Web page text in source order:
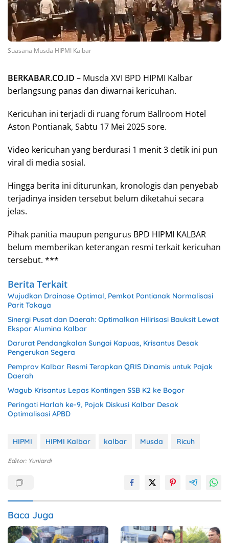
Suasana Musda HIPMI Kalbar
BERKABAR.CO.ID – Musda XVI BPD HIPMI Kalbar
berlangsung panas dan diwarnai kericuhan.
Kericuhan ini terjadi di ruang forum Ballroom Hotel
Aston Pontianak, Sabtu 17 Mei 2025 sore.
Video kericuhan yang berdurasi 1 menit 3 detik ini pun
viral di media sosial.
Hingga berita ini diturunkan, kronologis dan penyebab
terjadinya insiden tersebut belum diketahui secara
jelas.
Pihak panitia maupun pengurus BPD HIPMI KALBAR
belum memberikan keterangan resmi terkait kericuhan
tersebut. ***
Berita Terkait
Wujudkan Drainase Optimal, Pemkot Pontianak Normalisasi
Parit Tokaya
Sinergi Pusat dan Daerah: Optimalkan Hilirisasi Bauksit Lewat
Ekspor Alumina Kalbar
Darurat Pendangkalan Sungai Kapuas, Krisantus Desak
Pengerukan Segera
Pemprov Kalbar Resmi Terapkan QRIS Dinamis untuk Pajak
Daerah
Wagub Krisantus Lepas Kontingen SSB K2 ke Bogor
Peringati Harlah ke-9, Pojok Diskusi Kalbar Desak
Optimalisasi APBD
HIPMI HIPMI Kalbar kalbar Musda Ricuh
Editor: Yuniardi
Baca Juga